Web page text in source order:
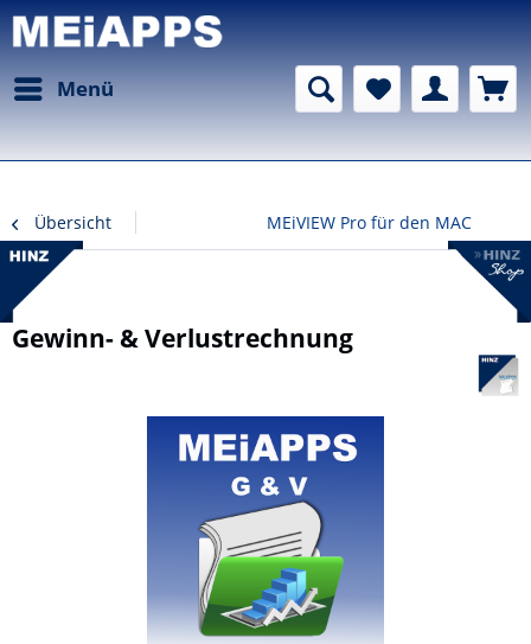
Menü
Übersicht MEiVIEW Pro für den MAC
Gewinn- & Verlustrechnung